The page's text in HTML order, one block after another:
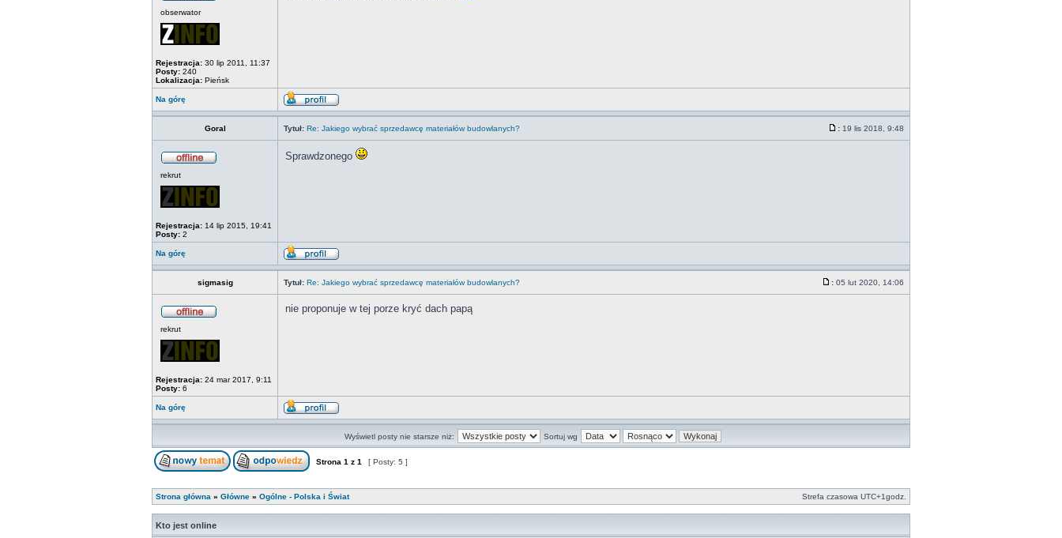
obserwator
Rejestracja: 30 lip 2011, 11:37
Posty: 240
Lokalizacja: Pieńsk
Na górę
Goral Tytuł: Re: Jakiego wybrać sprzedawcę materiałów budowlanych? : 19 lis 2018, 9:48
rekrut
Rejestracja: 14 lip 2015, 19:41
Posty: 2
Sprawdzonego
Na górę
sigmasig Tytuł: Re: Jakiego wybrać sprzedawcę materiałów budowlanych? : 05 lut 2020, 14:06
rekrut
Rejestracja: 24 mar 2017, 9:11
Posty: 6
nie proponuje w tej porze kryć dach papą
Na górę
Wyświetl posty nie starsze niż: Sortuj wg
Strona 1 z 1 [ Posty: 5 ]
Strona główna » Główne » Ogólne - Polska i Świat Strefa czasowa UTC+1godz.
Kto jest online